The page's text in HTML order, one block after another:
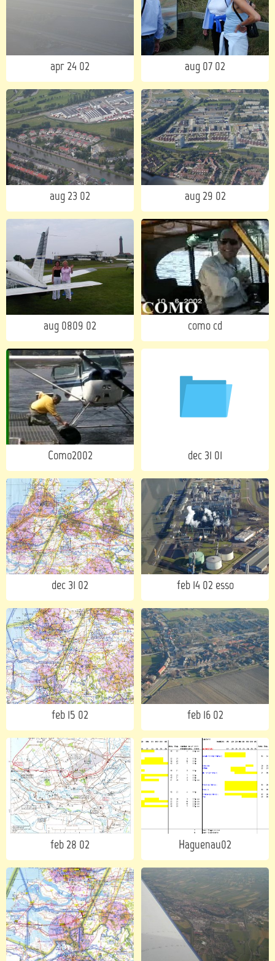
apr 24 02 aug 07 02
aug 23 02 aug 29 02
aug 0809 02 como cd
Como2002 dec 31 01
dec 31 02 feb 14 02 esso
feb 15 02 feb 16 02
feb 28 02 Haguenau02